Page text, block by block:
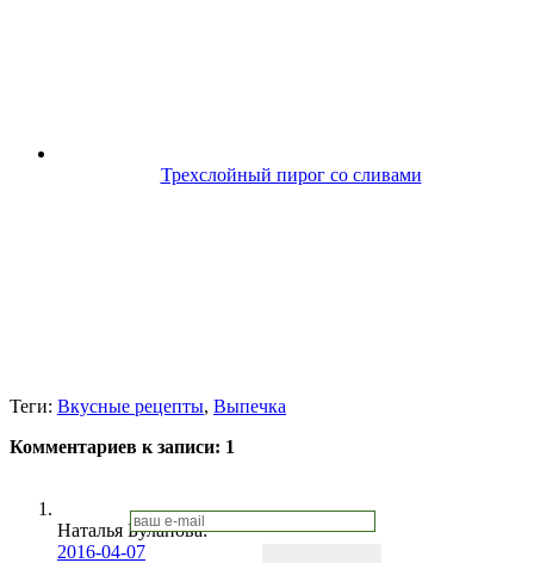
Трехслойный пирог со сливами
Теги: Вкусные рецепты, Выпечка
Комментариев к записи: 1
Наталья Буланова:
2016-04-07